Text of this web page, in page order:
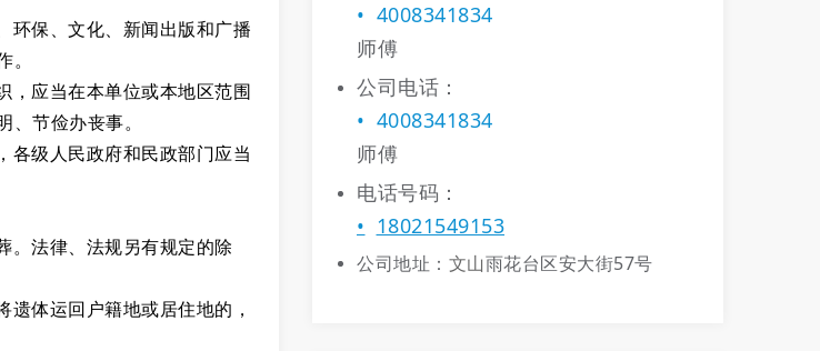
环保、文化、新闻出版和广播
。
应当在本单位或本地区范围
、节俭办丧事。
级人民政府和民政部门应当
法律、法规另有规定的除
体运回户籍地或居住地的，
4008341834
师傅
公司电话：
4008341834
师傅
电话号码：
18021549153
公司地址： 文山雨花台区安大街57号